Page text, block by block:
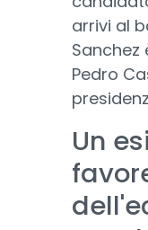
arrivi al
Pedro
Un